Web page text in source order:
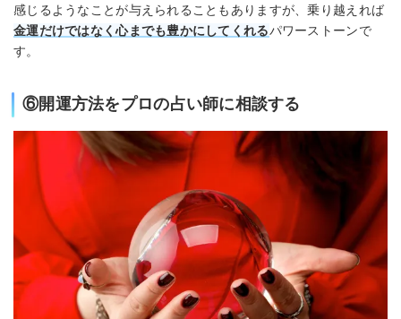
感じるようなことが与えられることもありますが、乗り越えれば
金運だけではなく心までも豊かにしてくれるパワーストーンで
す。
⑥開運方法をプロの占い師に相談する